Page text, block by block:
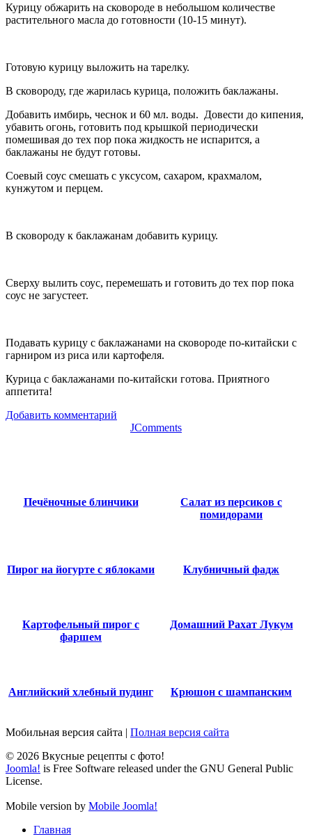
Курицу обжарить на сковороде в небольшом количестве
растительного масла до готовности (10-15 минут).
Готовую курицу выложить на тарелку.
В сковороду, где жарилась курица, положить баклажаны.
Добавить имбирь, чеснок и 60 мл. воды. Довести до кипения,
убавить огонь, готовить под крышкой периодически
помешивая до тех пор пока жидкость не испарится, а
баклажаны не будут готовы.
Соевый соус смешать с уксусом, сахаром, крахмалом,
кунжутом и перцем.
В сковороду к баклажанам добавить курицу.
Сверху вылить соус, перемешать и готовить до тех пор пока
соус не загустеет.
Подавать курицу с баклажанами на сковороде по-китайски с
гарниром из риса или картофеля.
Курица с баклажанами по-китайски готова. Приятного
аппетита!
Добавить комментарий
JComments
Печёночные блинчики
Салат из персиков с
помидорами
Пирог на йогурте с яблоками Клубничный фадж
Картофельный пирог с
фаршем
Домашний Рахат Лукум
Английский хлебный пудинг Крюшон с шампанским
Мобильная версия сайта | Полная версия сайта
© 2026 Вкусные рецепты с фото!
Joomla! is Free Software released under the GNU General Public
License.
Mobile version by Mobile Joomla!
Главная